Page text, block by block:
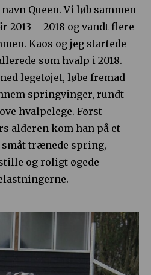
Queen. Vi løb sammen
2013 – 2018 og vandt flere
Kaos og jeg startede
som hvalp i 2018.
legetøjet, løbe fremad
springvinger, rundt
hvalpelege. Først
alderen kom han på et
trænede spring,
og roligt øgede